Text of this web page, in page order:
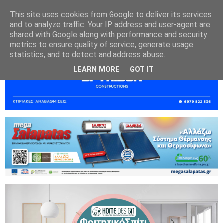
This site uses cookies from Google to deliver its services
and to analyze traffic. Your IP address and user-agent are
shared with Google along with performance and security
metrics to ensure quality of service, generate usage
statistics, and to detect and address abuse.
LEARN MORE GOT IT